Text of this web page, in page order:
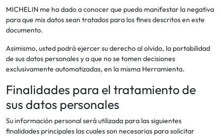
MICHELIN me ha dado a conocer que puedo manifestar la negativa
para que mis datos sean tratados para los fines descritos en este
documento.
Asimismo, usted podrá ejercer su derecho al olvido, la portabilidad
de sus datos personales y a que no se tomen decisiones
exclusivamente automatizadas, en la misma Herramienta.
Finalidades para el tratamiento de
sus datos personales
Su información personal será utilizada para las siguientes
finalidades principales las cuales son necesarias para solicitar